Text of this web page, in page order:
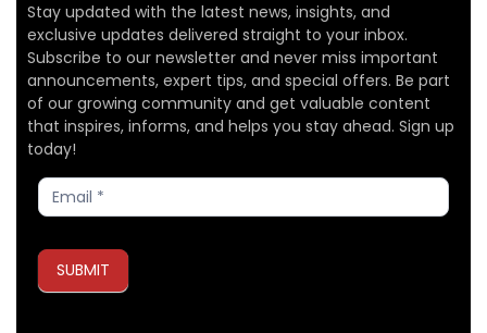
Stay updated with the latest news, insights, and
exclusive updates delivered straight to your inbox.
Subscribe to our newsletter and never miss important
announcements, expert tips, and special offers. Be part
of our growing community and get valuable content
that inspires, informs, and helps you stay ahead. Sign up
today!
Subscribe
SUBMIT